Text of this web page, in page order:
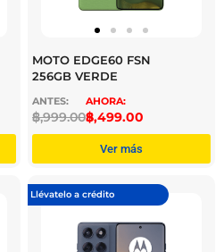
MOTO EDGE60 FSN
256GB VERDE
$
8,999.00$
8,499.00
Ver más
Llévatelo a crédito